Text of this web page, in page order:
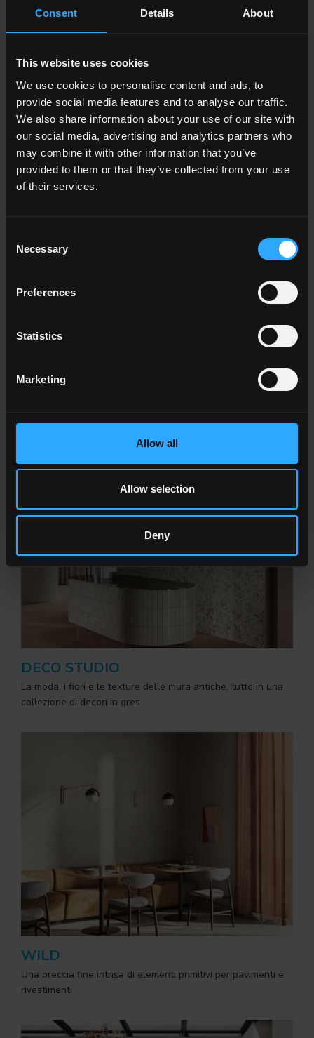
Consent Details About
This website uses cookies
We use cookies to personalise content and ads, to
provide social media features and to analyse our traffic.
We also share information about your use of our site with
our social media, advertising and analytics partners who
may combine it with other information that you’ve
provided to them or that they’ve collected from your use
of their services.
Selection
Necessary
Preferences
Statistics
Marketing
Allow all
Allow selection
Deny
NATIVE
Le suggestioni più pure delle essenze lignee per pavimenti e
rivestimenti in gres
NESTING
DECO STUDIO
La moda, i fiori e le texture delle mura antiche, tutto in una
collezione di decori in gres
WILD
Una breccia fine intrisa di elementi primitivi per pavimenti e
rivestimenti